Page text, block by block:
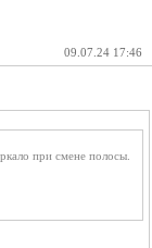
09.07.24 17:46
при смене полосы.